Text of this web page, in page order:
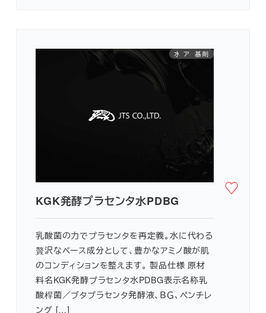
水代替原料
アミノ酸
基剤
KGK発酵プラセンタ水PDBG
乳酸菌の力でプラセンタを再定義。水に代わる
贅沢なベース成分として、豊かなアミノ酸が肌
のコンディションを整えます。 製品仕様 原材
料名KGK発酵プラセンタ水PDBG表示名称乳
酸桿菌／ブタプラセンタ発酵液、ＢＧ、ペンチレ
ング […]